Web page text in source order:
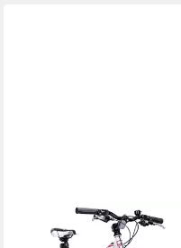
Mountainbike Phoenix 26 Zoll,